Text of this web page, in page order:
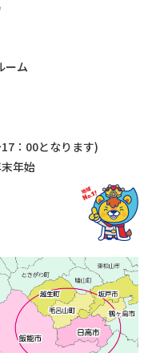
ーム
：00となります)
年始